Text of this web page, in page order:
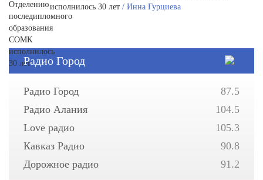
исполнилось 30 лет / Инна Гурциева
Радио Город
Радио Город
87.5
Радио Алания
104.5
Love радио
105.3
Кавказ Радио
90.8
Дорожное радио
91.2